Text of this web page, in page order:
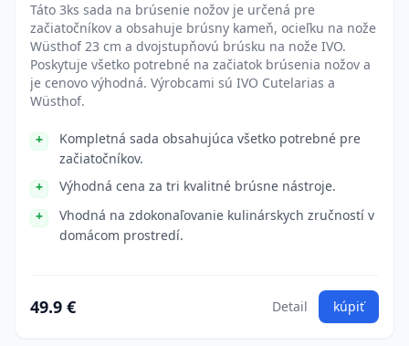
Táto 3ks sada na brúsenie nožov je určená pre
začiatočníkov a obsahuje brúsny kameň, ocieľku na nože
Wüsthof 23 cm a dvojstupňovú brúsku na nože IVO.
Poskytuje všetko potrebné na začiatok brúsenia nožov a
je cenovo výhodná. Výrobcami sú IVO Cutelarias a
Wüsthof.
Kompletná sada obsahujúca všetko potrebné pre
začiatočníkov.
Výhodná cena za tri kvalitné brúsne nástroje.
Vhodná na zdokonaľovanie kulinárskych zručností v
domácom prostredí.
49.9 € Detail kúpiť